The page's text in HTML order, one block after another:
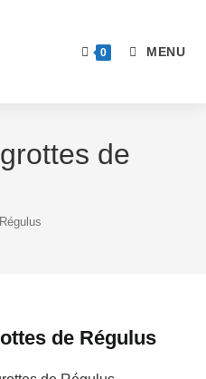
0 MENU
de
de Régulus